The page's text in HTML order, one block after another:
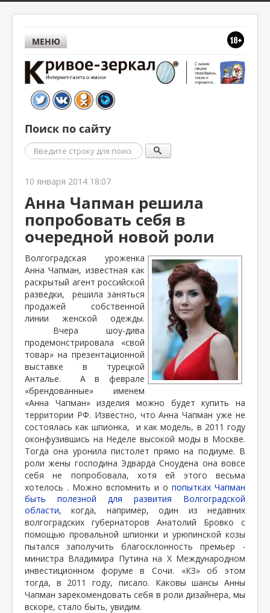
МЕНЮ
Поиск по сайту
Поиск
10 января 2014 18:07
Анна Чапман решила
попробовать себя в
очередной новой роли
Волгоградская уроженка
Анна Чапман, известная как
раскрытый агент российской
разведки,
решила заняться
продажей собственной
линии женской одежды.
Вчера шоу-дива
продемонстрировала «свой
товар» на презентационной
выставке в турецкой
Анталье.
А в феврале
«брендованные»
именем
«Анна Чапман» изделия можно будет купить на
территории РФ. Известно, что Анна Чапман уже не
состоялась как шпионка,
и как модель, в 2011 году
оконфузившись на Неделе высокой моды в Москве.
Тогда она уронила пистолет прямо на подиуме. В
роли жены господина Эдварда Сноудена она вовсе
себя не попробовала, хотя ей этого весьма
хотелось . Можно вспомнить и о попытках Чапман
быть полезной для развития Волгоградской
области, когда, например, один из недавних
волгоградских губернаторов Анатолий Бровко с
помощью провальной шпионки и урюпинской козы
пытался заполучить благосклонность премьер -
министра Владимира Путина на Х Международном
инвестиционном форуме в Сочи. «КЗ» об этом
тогда, в 2011 году, писало. Каковы шансы Анны
Чапман зарекомендовать себя в роли дизайнера, мы
вскоре, стало быть, увидим.